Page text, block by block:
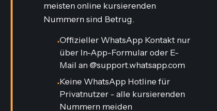
meisten online kursierenden
Nummern sind Betrug.
•Offizieller WhatsApp Kontakt nur
über In-App-Formular oder E-
Mail an @support.whatsapp.com
•Keine WhatsApp Hotline für
Privatnutzer - alle kursierenden
Nummern meiden